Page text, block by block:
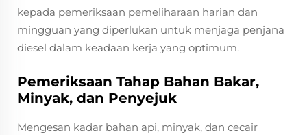
kepada pemeriksaan pemeliharaan harian dan
mingguan yang diperlukan untuk menjaga penjana
diesel dalam keadaan kerja yang optimum.
Pemeriksaan Tahap Bahan Bakar,
Minyak, dan Penyejuk
Mengesan kadar bahan api, minyak, dan cecair